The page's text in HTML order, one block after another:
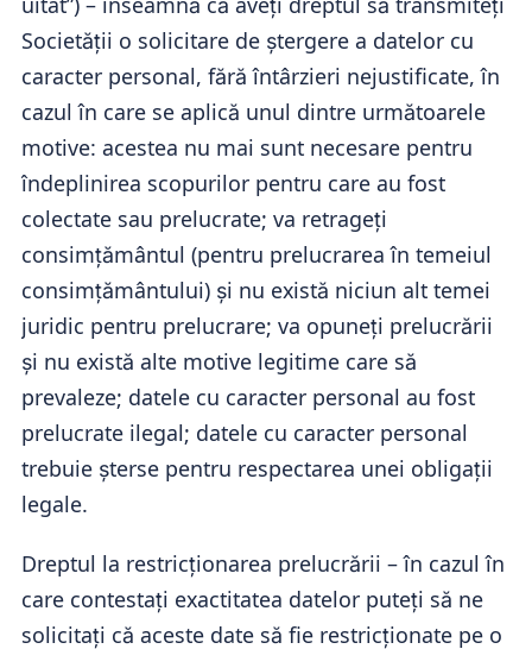
uitat”) – înseamnă că aveți dreptul să transmiteți
Societății o solicitare de ștergere a datelor cu
caracter personal, fără întârzieri nejustificate, în
cazul în care se aplică unul dintre următoarele
motive: acestea nu mai sunt necesare pentru
îndeplinirea scopurilor pentru care au fost
colectate sau prelucrate; va retrageți
consimțământul (pentru prelucrarea în temeiul
consimțământului) și nu există niciun alt temei
juridic pentru prelucrare; va opuneți prelucrării
și nu există alte motive legitime care să
prevaleze; datele cu caracter personal au fost
prelucrate ilegal; datele cu caracter personal
trebuie șterse pentru respectarea unei obligații
legale.
Dreptul la restricționarea prelucrării – în cazul în
care contestați exactitatea datelor puteți să ne
solicitați că aceste date să fie restricționate pe o